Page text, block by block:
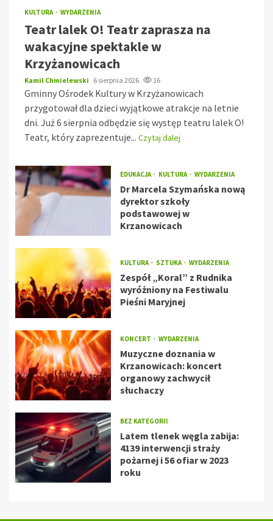
KULTURA WYDARZENIA
Teatr lalek O! Teatr zaprasza na
wakacyjne spektakle w
Krzyżanowicach
Kamil Chmielewski 6 sierpnia 2026 16
Gminny Ośrodek Kultury w Krzyżanowicach
przygotował dla dzieci wyjątkowe atrakcje na letnie
dni. Już 6 sierpnia odbędzie się występ teatru lalek O!
Teatr, który zaprezentuje... Czytaj dalej
EDUKACJA KULTURA WYDARZENIA
Dr Marcela Szymańska nową
dyrektor szkoły
podstawowej w
Krzanowicach
KULTURA SZTUKA WYDARZENIA
Zespół „Koral” z Rudnika
wyróżniony na Festiwalu
Pieśni Maryjnej
KONCERT WYDARZENIA
Muzyczne doznania w
Krzanowicach: koncert
organowy zachwycił
słuchaczy
BEZ KATEGORII
Latem tlenek węgla zabija:
4139 interwencji straży
pożarnej i 56 ofiar w 2023
roku